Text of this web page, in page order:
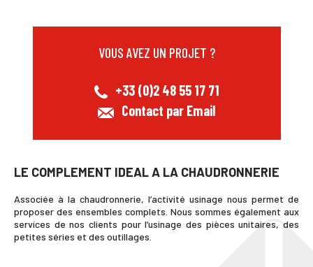
VOUS AVEZ UN PROJET ?
+33 (0)2 48 55 17 71
Contact par Email
LE COMPLEMENT IDEAL A LA CHAUDRONNERIE
Associée à la chaudronnerie, l’activité usinage nous permet de
proposer des ensembles complets. Nous sommes également aux
services de nos clients pour l’usinage des pièces unitaires, des
petites séries et des outillages.